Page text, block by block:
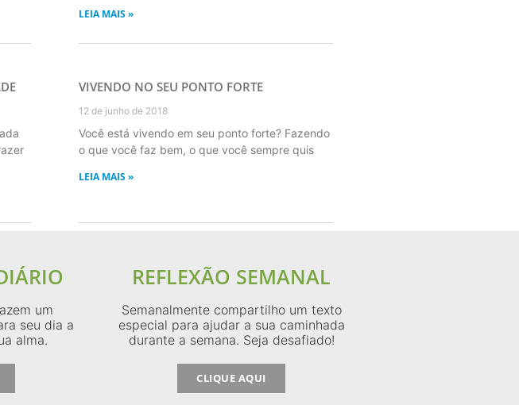
LEIA MAIS »
VIVENDO NO SEU PONTO FORTE
12 de junho de 2018
Você está vivendo em seu ponto forte? Fazendo
o que você faz bem, o que você sempre quis
LEIA MAIS »
um
seu dia a
alma.
REFLEXÃO SEMANAL
Semanalmente compartilho um texto
especial para ajudar a sua caminhada
durante a semana. Seja desafiado!
CLIQUE AQUI